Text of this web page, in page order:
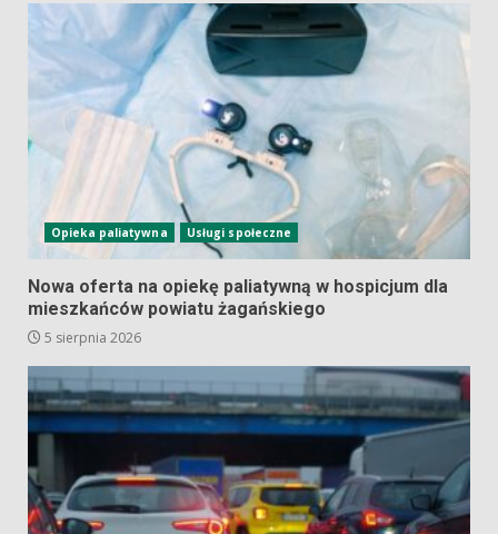
Opieka paliatywna Usługi społeczne
Nowa oferta na opiekę paliatywną w hospicjum dla
mieszkańców powiatu żagańskiego
5 sierpnia 2026